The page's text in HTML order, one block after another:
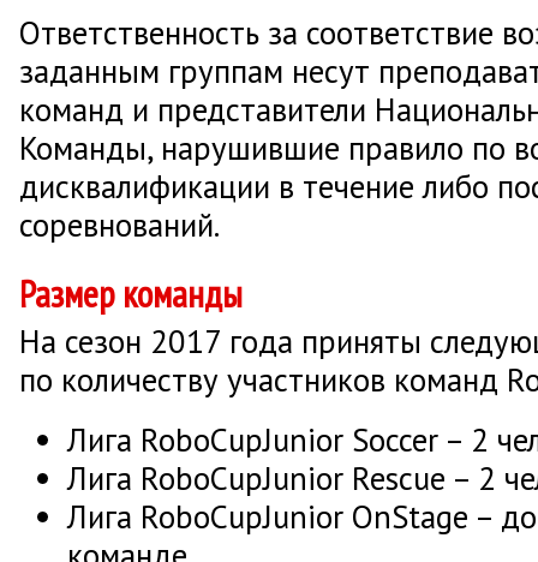
Ответственность за соответствие
заданным группам несут
команд и представители
Команды, нарушившие правило по
дисквалификации в течение либо
соревнований.
Размер команды
На сезон 2017 года приняты
по количеству участников команд
Лига RoboCupJunior Soccer – 2
Лига RoboCupJunior Rescue – 2
Лига RoboCupJunior OnStage –